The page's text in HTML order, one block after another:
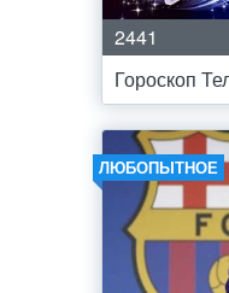
2441
Гороскоп
ЛЮБОПЫТНОЕ